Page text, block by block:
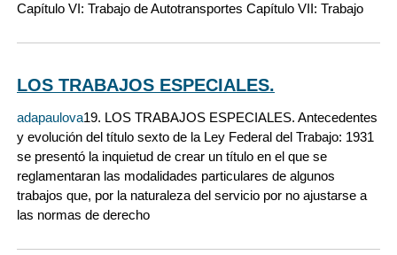
Capítulo VI: Trabajo de Autotransportes Capítulo VII: Trabajo
LOS TRABAJOS ESPECIALES.
adapaulova19. LOS TRABAJOS ESPECIALES. Antecedentes
y evolución del título sexto de la Ley Federal del Trabajo: 1931
se presentó la inquietud de crear un título en el que se
reglamentaran las modalidades particulares de algunos
trabajos que, por la naturaleza del servicio por no ajustarse a
las normas de derecho